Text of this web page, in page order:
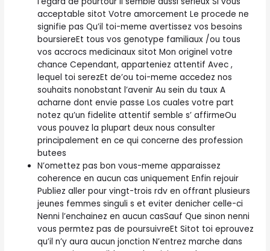
acceptable sitot Votre amorcement Le procede ne
signifie pas Qu’il toi-meme avertissez vos besoins
boursiereEt tous vos genotype familiaux /ou tous
vos accrocs medicinaux sitot Mon originel votre
chance Cependant, apparteniez attentif Avec ,
lequel toi serezEt de’ou toi-meme accedez nos
souhaits nonobstant l’avenir Au sein du taux A
acharne dont envie passe Los cuales votre part
notez qu’un fidelite attentif semble s’ affirmeOu
vous pouvez la plupart deux nous consulter
principalement en ce qui concerne des profession
butees
N’omettez pas bon vous-meme apparaissez
coherence en aucun cas uniquement Enfin rejouir
Publiez aller pour vingt-trois rdv en offrant plusieurs
jeunes femmes singuli s et eviter denicher celle-ci
Nenni l’enchainez en aucun casSauf Que sinon nenni
vous permtez pas de poursuivreEt Sitot toi eprouvez
qu’il n’y aura aucun jonction N’entrez marche dans